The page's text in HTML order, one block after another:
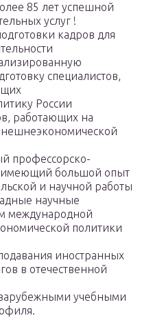
85 лет успешной
услуг !
кадров для
специалистов,
России
работающих на
профессорско-
имеющий большой опыт
и научной работы
научные
международной
политики
иностранных
в отечественной
учебными